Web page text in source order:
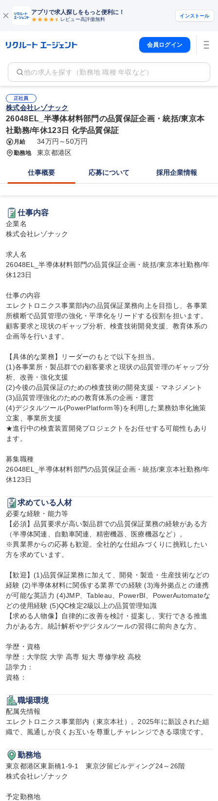
アプリで求人探しをもっと便利に！
レビュー高評価無料
インストール
会員ログイン
他の求人を探す（勤務地 職種 年収など）
正社員
株式会社レゾナック
26048EL_半導体材料部門の品質保証企画・統括/東京本
社勤務/年休123日 化学品質保証
月給 34万円～50万円
勤務地 東京都港区
仕事概要 応募について 採用企業情報
仕事内容
企業名
株式会社レゾナック
求人名
26048EL_半導体材料部門の品質保証企画・統括/東京本社勤務/年
休123日
仕事の内容
エレクトロニクス事業部内の品質保証業務向上を目指し、各事業
所横断で品質管理の強化・平準化をリードする役割を担います。
顧客要求と現状のギャップ分析、検査技術開発支援、教育体系の
企画等を行います。
【具体的な業務】リーダーのもとで以下を担当。
(1)各事業所・製品群での顧客要求と現状の品質管理のギャップ分
析、改善・強化支援
(2)今後の品質保証のための検査技術の開発支援・マネジメント
(3)品質管理強化のための教育体系の企画・運営
(4)デジタルツール(PowerPlatform等)を利用した業務効率化施策
立案、事業所支援
★進行中の検査装置開発プロジェクトをお任せする可能性もあり
ます。
募集職種
26048EL_半導体材料部門の品質保証企画・統括/東京本社勤務/年
休123日
求めている人材
必要な経験・能力等
【必須】品質要求が高い製品群での品質保証業務の経験がある方
（半導体関連、自動車関連、精密機器、医療機器など）。
※異業界からの応募も歓迎。全社的な仕組みづくりに挑戦したい
方を求めています。
【歓迎】(1)品質保証業務に加えて、開発・製造・生産技術などの
経験 (2)半導体材料に関係する業界での経験 (3)海外拠点との連携
が可能な英語力 (4)JMP、Tableau、PowerBI、PowerAutomateな
どの使用経験 (5)QC検定2級以上の品質管理知識
【求める人物像】自律的に改善を検討・提案し、実行できる推進
力がある方。統計解析やデジタルツールの習得に前向きな方。
学歴・資格
学歴：大学院 大学 高専 短大 専修学校 高校
語学力：
資格：
職場環境
配属先情報
エレクトロニクス事業部内（東京本社）。2025年に新設された組
織で、風通しが良くお互いを尊重しチャレンジできる環境です。
勤務地
東京都港区東新橋1-9-1　東京汐留ビルディング24～26階
株式会社レゾナック
予定勤務地